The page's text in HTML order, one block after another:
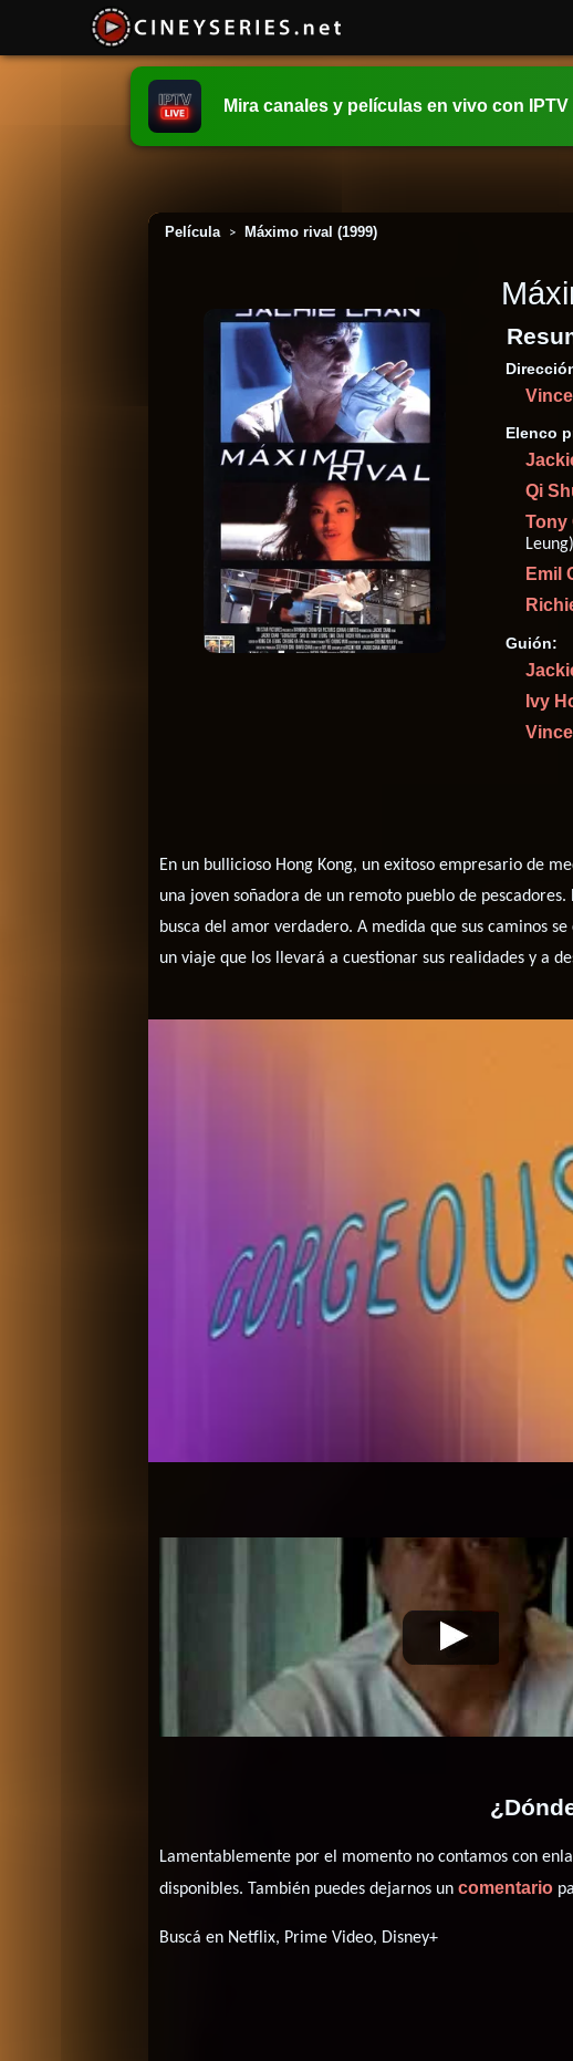
Mira canales y películas en vivo con IPTV
Película > Máximo rival (1999)
Elenco
Qi
Tony
Leung)
Emil
Guión:
Ivy
En un bullicioso Hong Kong, un exitoso empresario de
una joven soñadora de un remoto pueblo de
busca del amor verdadero. A medida que sus caminos
un viaje que los llevará a cuestionar sus realidades y a
Video de la película Máximo
Lamentablemente por el momento no contamos con
disponibles. También puedes dejarnos uncomentario
Buscá en Netflix, Prime Video, Disney+